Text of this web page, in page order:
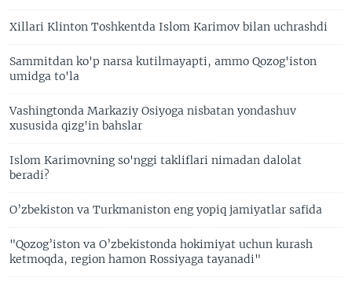
Xillari Klinton Toshkentda Islom Karimov bilan uchrashdi
Sammitdan ko'p narsa kutilmayapti, ammo Qozog'iston
umidga to'la
Vashingtonda Markaziy Osiyoga nisbatan yondashuv
xususida qizg'in bahslar
Islom Karimovning so'nggi takliflari nimadan dalolat
beradi?
O’zbekiston va Turkmaniston eng yopiq jamiyatlar safida
"Qozog’iston va O’zbekistonda hokimiyat uchun kurash
ketmoqda, region hamon Rossiyaga tayanadi"